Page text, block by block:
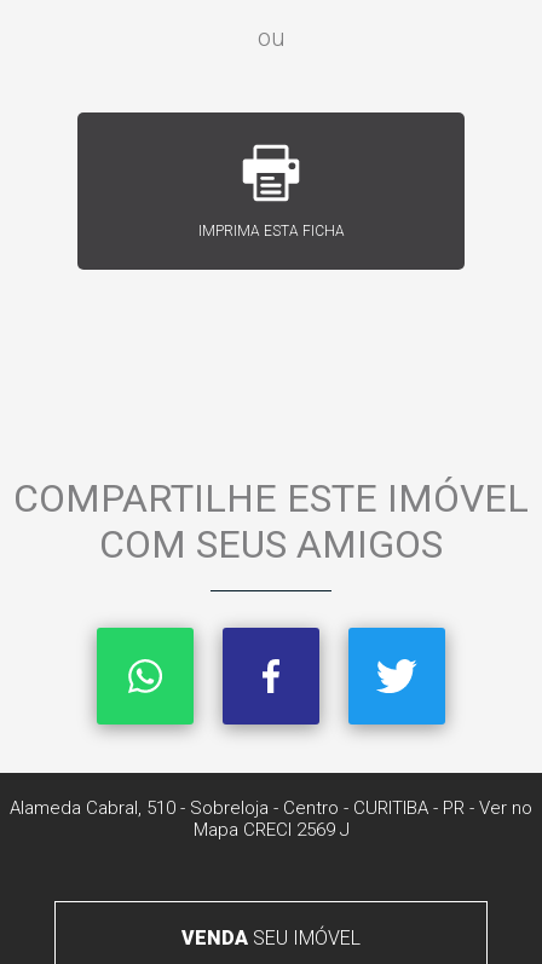
ou
IMPRIMA ESTA FICHA
COMPARTILHE ESTE IMÓVEL
COM SEUS AMIGOS
Alameda Cabral, 510 - Sobreloja - Centro - CURITIBA - PR - Ver no
Mapa CRECI 2569 J
VENDASEU IMÓVEL